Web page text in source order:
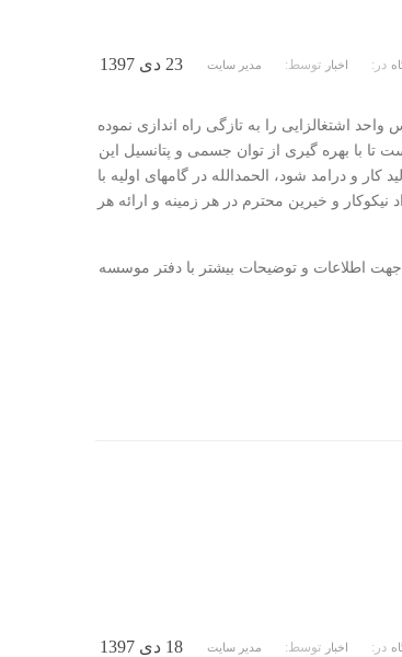
23 دی 1397 توسط: مدیر سایت در: اخبار
اشتغالزایی را به تازگی راه اندازی نموده
با بهره گیری از توان جسمی و پتانسیل این
و درامد شود، الحمدالله در گامهای اولیه با
و خیرین محترم در هر زمینه و ارائه هر
اطلاعات و توضیحات بیشتر با دفتر موسسه
18 دی 1397 توسط: مدیر سایت در: اخبار